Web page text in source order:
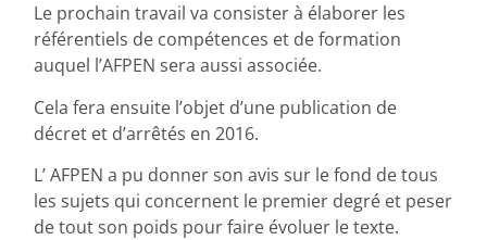
Le prochain travail va consister à élaborer les
référentiels de compétences et de formation
auquel l’AFPEN sera aussi associée.
Cela fera ensuite l’objet d’une publication de
décret et d’arrêtés en 2016.
L’ AFPEN a pu donner son avis sur le fond de tous
les sujets qui concernent le premier degré et peser
de tout son poids pour faire évoluer le texte.